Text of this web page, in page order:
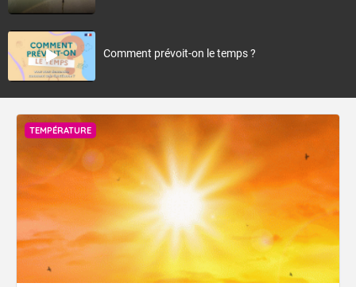
Comment prévoit-on le temps ?
TEMPÉRATURE